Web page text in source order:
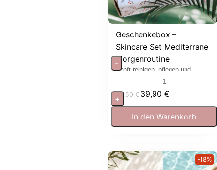
Geschenkebox –
Skincare Set Mediterrane
Morgenroutine
Sanft reinigen, pflegen und
53,50€ 39,90€
-
+
In den Warenkorb
-18%